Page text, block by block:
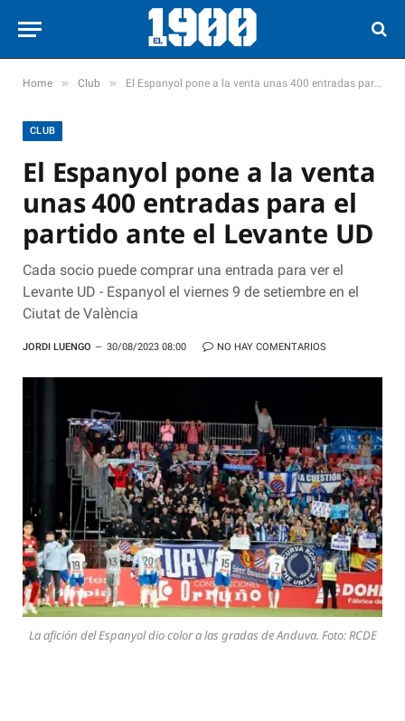
Home » Club » El Espanyol pone a la venta unas 400 entradas para el partido ante el Levante UD
CLUB
El Espanyol pone a la venta
unas 400 entradas para el
partido ante el Levante UD
Cada socio puede comprar una entrada para ver el
Levante UD - Espanyol el viernes 9 de setiembre en el
Ciutat de València
JORDI LUENGO 30/08/2023 08:00 NO HAY COMENTARIOS
La afición del Espanyol dio color a las gradas de Anduva. Foto: RCDE